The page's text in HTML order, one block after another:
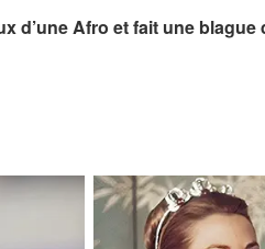
d’une Afro et fait une blague